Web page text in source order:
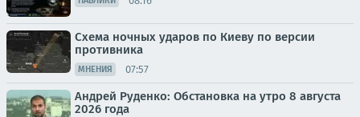
Схема ночных ударов по Киеву по версии
противника
МНЕНИЯ 07:57
Андрей Руденко: Обстановка на утро 8 августа
2026 года